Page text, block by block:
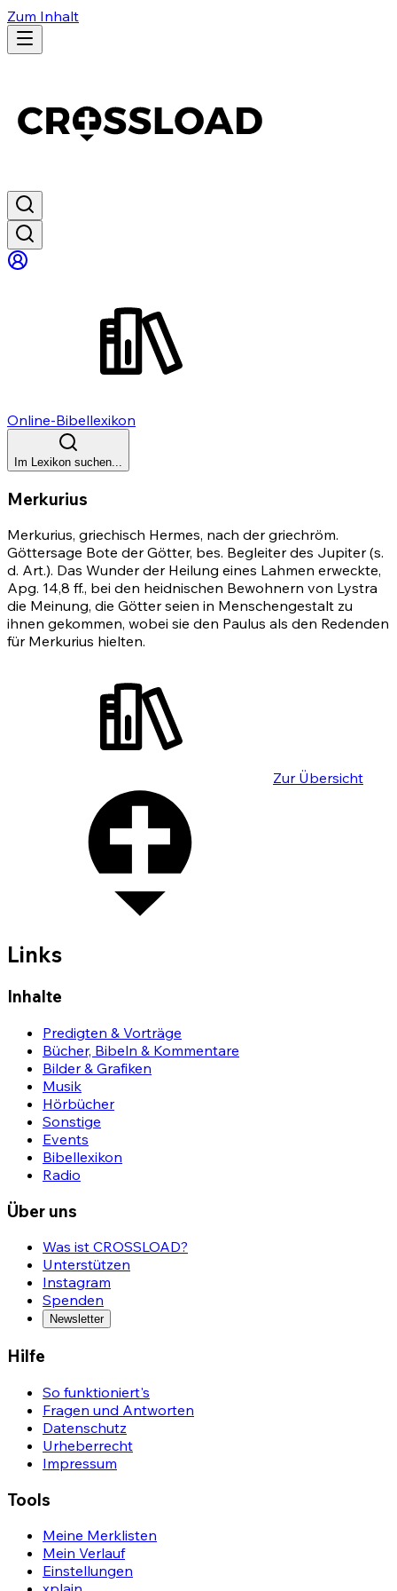
Zum Inhalt
Online-Bibellexikon
Im Lexikon suchen...
Merkurius
Merkurius, griechisch Hermes, nach der griechröm.
Göttersage Bote der Götter, bes. Begleiter des Jupiter (s.
d. Art.). Das Wunder der Heilung eines Lahmen erweckte,
Apg. 14,8 ff., bei den heidnischen Bewohnern von Lystra
die Meinung, die Götter seien in Menschengestalt zu
ihnen gekommen, wobei sie den Paulus als den Redenden
für Merkurius hielten.
Zur Übersicht
Links
Inhalte
Predigten & Vorträge
Bücher, Bibeln & Kommentare
Bilder & Grafiken
Musik
Hörbücher
Sonstige
Events
Bibellexikon
Radio
Über uns
Was ist CROSSLOAD?
Unterstützen
Instagram
Spenden
Newsletter
Hilfe
So funktioniert's
Fragen und Antworten
Datenschutz
Urheberrecht
Impressum
Tools
Meine Merklisten
Mein Verlauf
Einstellungen